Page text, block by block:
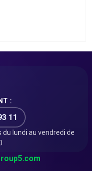
0-­‐
:
11
lundi au vendredi de